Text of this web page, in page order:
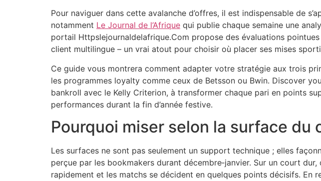
Pour naviguer dans cette avalanche d’offres, il est indispensable de
notamment Le Journal de l’Afrique qui publie chaque semaine une
portail Httpslejournaldelafrique.Com propose des évaluations
client multilingue – un vrai atout pour choisir où placer ses mises
Ce guide vous montrera comment adapter votre stratégie aux trois
les programmes loyalty comme ceux de Betsson ou Bwin. Discover
bankroll avec le Kelly Criterion, à transformer chaque pari en points
performances durant la fin d’année festive.
Pourquoi miser selon la surface du
Les surfaces ne sont pas seulement un support technique ; elles
perçue par les bookmakers durant décembre‑janvier. Sur un court
rapidement et les matchs se décident en quelques points décisifs. En